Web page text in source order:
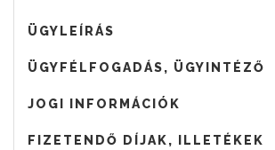
ÜGYLEÍRÁS
ÜGYFÉLFOGADÁS, ÜGYINTÉZŐ
JOGI INFORMÁCIÓK
FIZETENDŐ DÍJAK, ILLETÉKEK